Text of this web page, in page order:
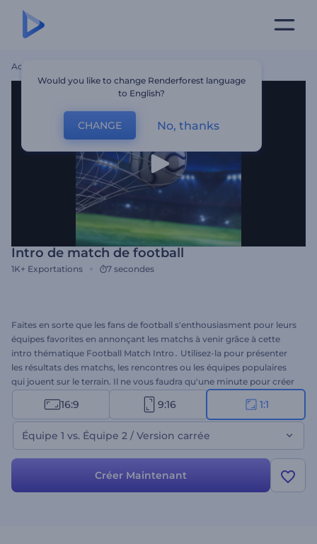
Accueil
Intro de match de football
1K+ Exportations 7 secondes
Faites en sorte que les fans de football s'enthousiasment pour leurs
équipes favorites en annonçant les matchs à venir grâce à cette
intro thématique Football Match Intro․ Utilisez-la pour présenter
les résultats des matchs, les rencontres ou les équipes populaires
qui jouent sur le terrain. Il ne vous faudra qu'une minute pour créer
votre intro professionnelle en insérant les fichiers des logos des
clubs en jeu, les dates des matchs et une chanson assortie pour
enthousiasmer les foules. Parfaitement adapté aux intros de
matchs, aux publicités télévisées, aux intros de chaînes, et plus
encore. 3, 2, 1, c'est prêt, c'est parti ! Essayez-le maintenant !
16:9 9:16 1:1
Équipe 1 vs. Équipe 2 / Version carrée
Créer Maintenant
Would you like to change Renderforest language
to English?
CHANGE No, thanks